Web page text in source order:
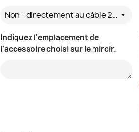
Non - directement au câble 230V
Indiquez l'emplacement de
l'accessoire choisi sur le miroir.